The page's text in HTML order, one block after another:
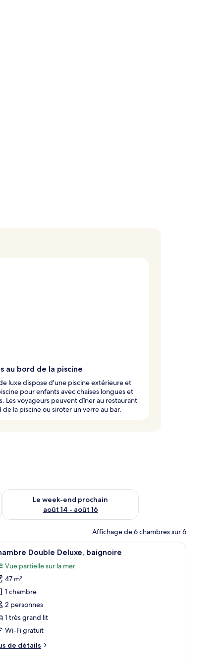
au bord de la piscine
luxe dispose d'une piscine extérieure et
pour enfants avec chaises longues et
Les voyageurs peuvent dîner au restaurant
de la piscine ou siroter un verre au bar.
août 7 - août 9
Le week-end prochain
août 14 - août 16
Vérifier la disponibilité pour le week-end prochain août 14 -
Affichage de 6 chambres sur 6
fenêtre donnant sur l’océan, d’un lit avec du linge de lit blanc, d’une
:
Une salle de bain moderne avec une
6 Double Deluxe, baignoire
Vue partielle sur la mer
47 m²
1 chambre
2 personnes
1 très grand lit
Wi-Fi gratuit
de détails